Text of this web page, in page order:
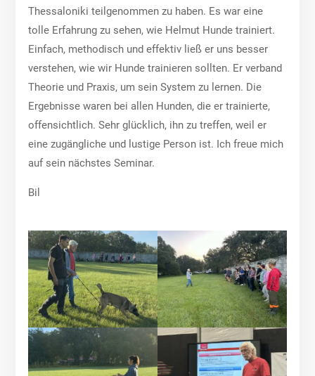
Thessaloniki teilgenommen zu haben. Es war eine
tolle Erfahrung zu sehen, wie Helmut Hunde trainiert.
Einfach, methodisch und effektiv ließ er uns besser
verstehen, wie wir Hunde trainieren sollten. Er verband
Theorie und Praxis, um sein System zu lernen. Die
Ergebnisse waren bei allen Hunden, die er trainierte,
offensichtlich. Sehr glücklich, ihn zu treffen, weil er
eine zugängliche und lustige Person ist. Ich freue mich
auf sein nächstes Seminar.
Bil